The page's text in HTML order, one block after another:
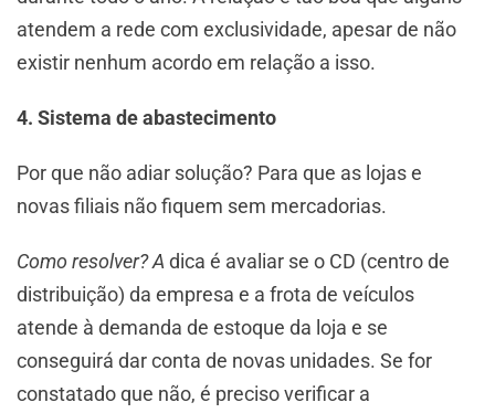
atendem a rede com exclusividade, apesar de não
existir nenhum acordo em relação a isso.
4. Sistema de abastecimento
Por que não adiar solução? Para que as lojas e
novas filiais não fiquem sem mercadorias.
Como resolver? A dica é avaliar se o CD (centro de
distribuição) da empresa e a frota de veículos
atende à demanda de estoque da loja e se
conseguirá dar conta de novas unidades. Se for
constatado que não, é preciso verificar a